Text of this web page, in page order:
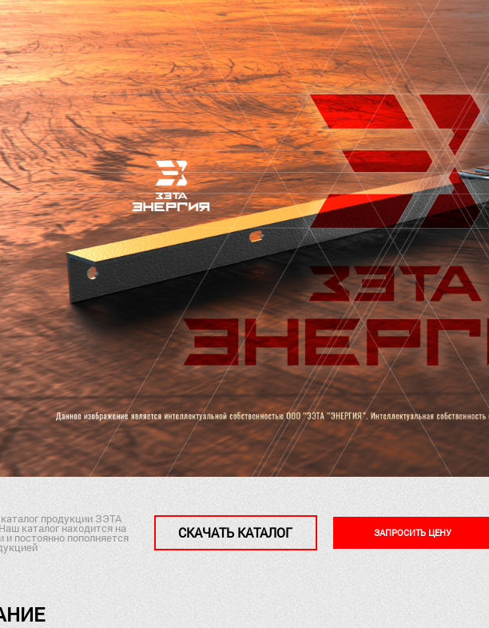
продукции ЗЭТА
каталог находится на
и постоянно пополняется СКАЧАТЬ КАТАЛОГ ЗАПРОСИТЬ ЦЕНУ